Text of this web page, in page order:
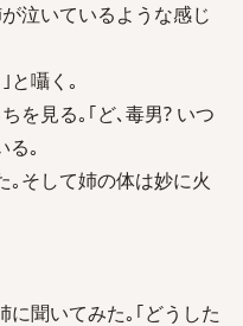
泣いているような感じ
と囁く｡
を見る｡｢ど､毒男? いつ
る｡
｡そして姉の体は妙に火
に聞いてみた｡｢どうした